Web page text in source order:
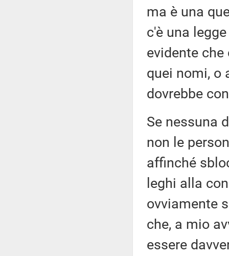
ma è una
c'è una
evidente
quei nomi, o
dovrebbe
Se nessuna
non le
affinché
leghi alla
ovviamente
che, a mio
essere